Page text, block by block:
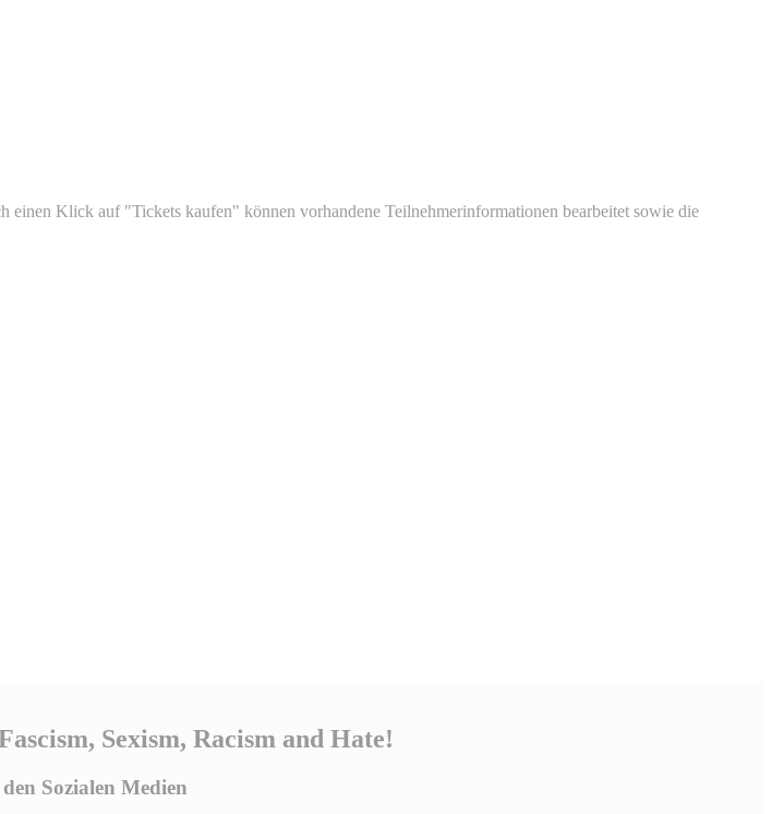
einen Klick auf "Tickets kaufen" können vorhandene Teilnehmerinformationen bearbeitet sowie die
Sexism, Racism and Hate!
Sozialen Medien